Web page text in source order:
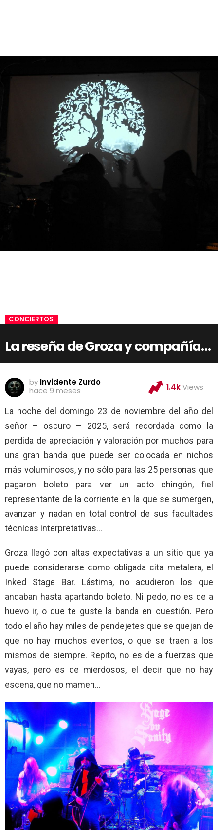
CONCIERTOS
La reseña de Groza y compañía…
by Invidente Zurdo
hace 9 meses
1.4kViews
La noche del domingo 23 de noviembre del año del
señor – oscuro – 2025, será recordada como la
perdida de apreciación y valoración por muchos para
una gran banda que puede ser colocada en nichos
más voluminosos, y no sólo para las 25 personas que
pagaron boleto para ver un acto chingón, fiel
representante de la corriente en la que se sumergen,
avanzan y nadan en total control de sus facultades
técnicas interpretativas…
Groza llegó con altas expectativas a un sitio que ya
puede considerarse como obligada cita metalera, el
Inked Stage Bar. Lástima, no acudieron los que
andaban hasta apartando boleto. Ni pedo, no es de a
huevo ir, o que te guste la banda en cuestión. Pero
todo el año hay miles de pendejetes que se quejan de
que no hay muchos eventos, o que se traen a los
mismos de siempre. Repito, no es de a fuerzas que
vayas, pero es de mierdosos, el decir que no hay
escena, que no mamen…